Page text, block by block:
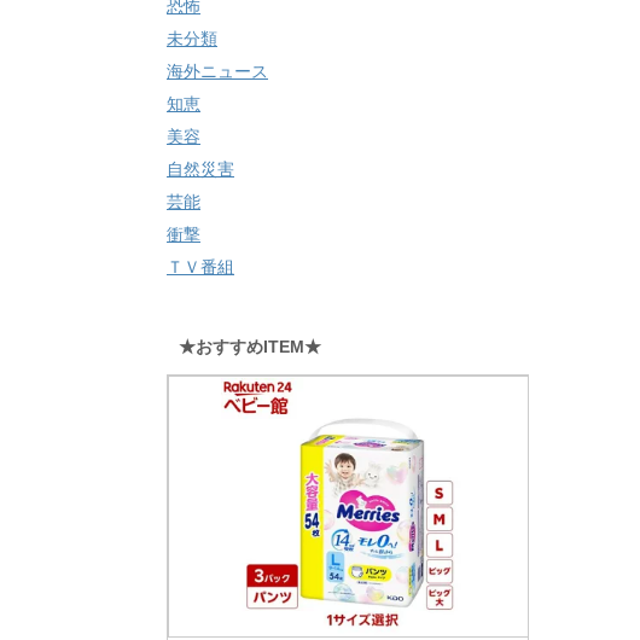
恐怖
未分類
海外ニュース
知恵
美容
自然災害
芸能
衝撃
ＴＶ番組
★おすすめITEM★